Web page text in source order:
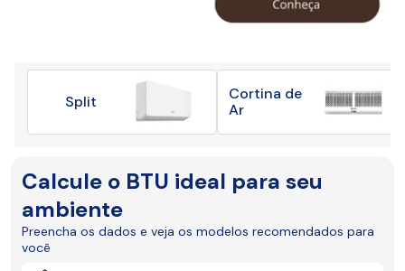
Split
Cortina de
Ar
Calcule o BTU ideal para seu
ambiente
Preencha os dados e veja os modelos recomendados para
você